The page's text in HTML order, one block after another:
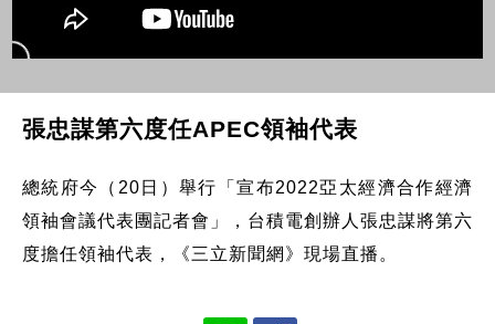
張忠謀第六度任APEC領袖代表
總統府今（20日）舉行「宣布2022亞太經濟合作經濟
領袖會議代表團記者會」，台積電創辦人張忠謀將第六
度擔任領袖代表，《三立新聞網》現場直播。